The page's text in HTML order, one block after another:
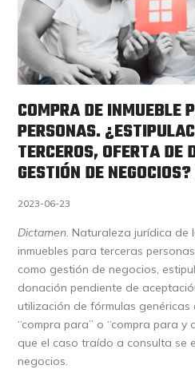
COMPRA DE INMUEBLE
PERSONAS.
TERCEROS, OFERTA DE
GESTIÓN DE
2023-06-23
Dictamen. Naturaleza jurídica de
inmuebles para terceras
como gestión de negocios,
donación pendiente de
utilización de fórmulas genéricas
“compra para” o “compra para y
que el caso traído a consulta se
negocios.